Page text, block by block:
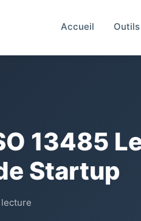
Accueil Outils
13485
Startup
lecture